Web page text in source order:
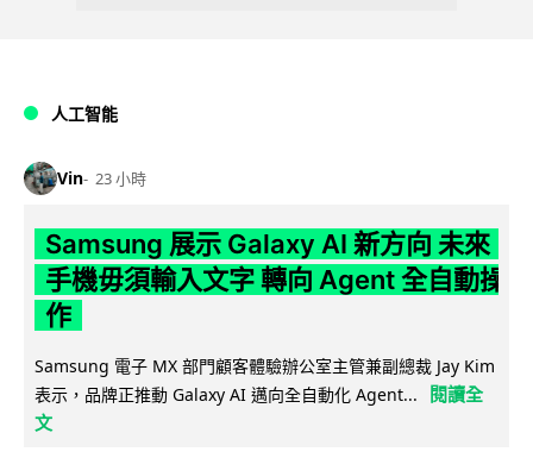
人工智能
Vin 23 小時
Samsung 展示 Galaxy AI 新方向 未來
手機毋須輸入文字 轉向 Agent 全自動操
作
Samsung 電子 MX 部門顧客體驗辦公室主管兼副總裁 Jay Kim
表示，品牌正推動 Galaxy AI 邁向全自動化 Agent...
閱讀全
文